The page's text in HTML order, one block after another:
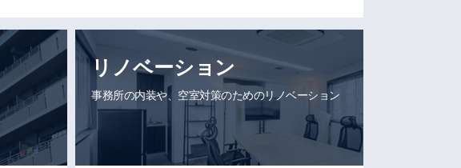
リノベーション
事務所の内装や、空室対策のためのリノベーション